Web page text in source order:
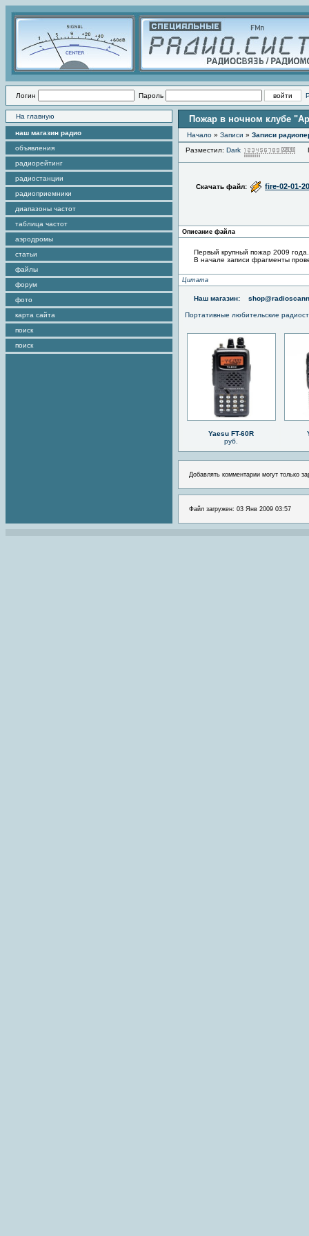
Логин Пароль
На главную
наш магазин радио
объявления
радиорейтинг
радиостанции
радиоприемники
диапазоны частот
таблица частот
аэродромы
статьи
файлы
форум
фото
карта сайта
поиск
поиск
Пожар в ночном клубе
Начало » Записи » Записи
Разместил: Dark
Скачать файл: fire-02-01-
Описание файла
Первый крупный пожар 2009 года.
В начале записи фрагменты
Цитата
Наш магазин:
Портативные любительские
Yaesu FT-60R
руб.
Добавлять комментарии могут только
Файл загружен: 03 Янв 2009 03:57